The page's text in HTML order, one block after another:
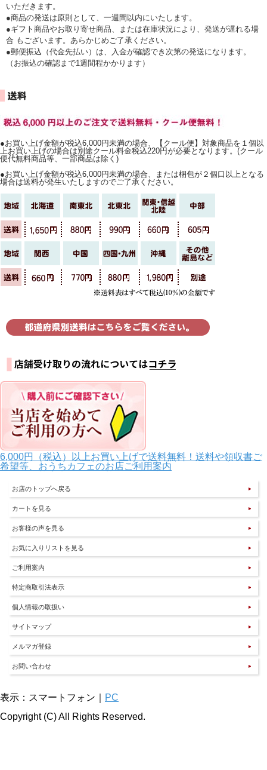
いただきます。
●商品の発送は原則として、一週間以内にいたします。
●ギフト商品やお取り寄せ商品、または在庫状況により、発送が遅れる場
合 もございます。あらかじめご了承ください。
●郵便振込（代金先払い）は、入金が確認でき次第の発送になります。
（お振込の確認まで1週間程かかります）
●お買い上げ金額が税込6,000円未満の場合、【クール便】対象商品を１個以
上お買い上げの場合は別途クール料金税込220円が必要となります。(クール
便代無料商品等、一部商品は除く)
●お買い上げ金額が税込6,000円未満の場合、または梱包が２個口以上となる
場合は送料が発生いたしますのでご了承ください。
6,000円（税込）以上お買い上げで送料無料！送料や領収書ご
希望等、おうちカフェのお店ご利用案内
お店のトップへ戻る
カートを見る
お客様の声を見る
お気に入りリストを見る
ご利用案内
特定商取引法表示
個人情報の取扱い
サイトマップ
メルマガ登録
お問い合わせ
表示：スマートフォン｜
PC
Copyright (C) All Rights Reserved.